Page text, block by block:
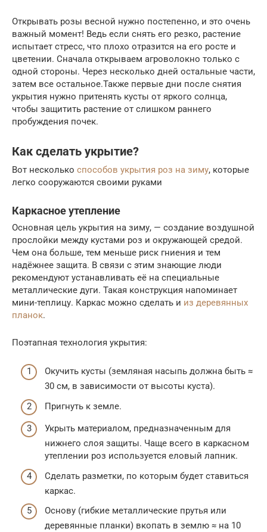
Открывать розы весной нужно постепенно, и это очень
важный момент! Ведь если снять его резко, растение
испытает стресс, что плохо отразится на его росте и
цветении. Сначала открываем агроволокно только с
одной стороны. Через несколько дней остальные части,
затем все остальное.Также первые дни после снятия
укрытия нужно притенять кусты от яркого солнца,
чтобы защитить растение от слишком раннего
пробуждения почек.
Как сделать укрытие?
Вот несколько способов укрытия роз на зиму, которые
легко сооружаются своими руками
Каркасное утепление
Основная цель укрытия на зиму, — создание воздушной
прослойки между кустами роз и окружающей средой.
Чем она больше, тем меньше риск гниения и тем
надёжнее защита. В связи с этим знающие люди
рекомендуют устанавливать её на специальные
металлические дуги. Такая конструкция напоминает
мини-теплицу. Каркас можно сделать и из деревянных
планок.
Поэтапная технология укрытия:
Окучить кусты (земляная насыпь должна быть ≈
30 см, в зависимости от высоты куста).
Пригнуть к земле.
Укрыть материалом, предназначенным для
нижнего слоя защиты. Чаще всего в каркасном
утеплении роз используется еловый лапник.
Сделать разметки, по которым будет ставиться
каркас.
Основу (гибкие металлические прутья или
деревянные планки) вкопать в землю ≈ на 10